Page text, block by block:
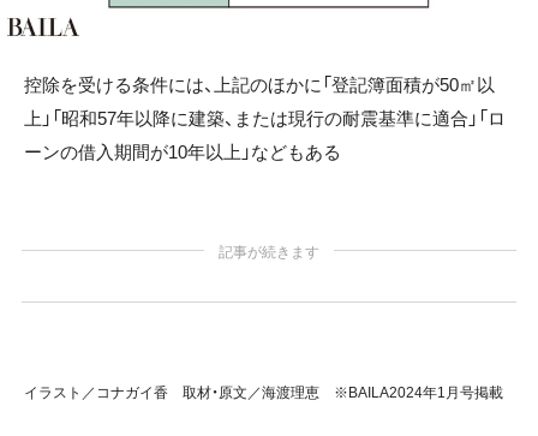
控除を受ける条件には、上記のほかに「登記簿面積が50㎡以
上」「昭和57年以降に建築、または現行の耐震基準に適合」「ロ
ーンの借入期間が10年以上」などもある
記事が続きます
イラスト／コナガイ香 取材・原文／海渡理恵 ※BAILA2024年1 月号掲載